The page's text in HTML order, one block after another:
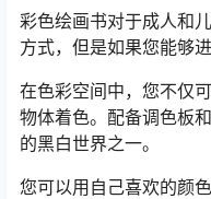
彩色绘画书对于成人和
方式，但是如果您能够
在色彩空间中，您不仅
物体着色。配备调色板
的黑白世界之一。
您可以用自己喜欢的颜